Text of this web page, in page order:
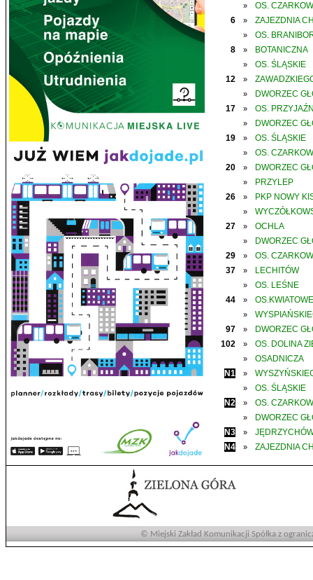
»
OS.
6
» ZAJEZDNIA
»
OS.
8
» BOTANICZNA
»
OS. ŚLĄSKIE
12
»
»
DWORZEC
17
» OS.
»
DWORZEC
19
» OS. ŚLĄSKIE
»
OS.
20
» DWORZEC
»
PRZYLEP
26
» PKP NOWY
»
27
» OCHLA
»
DWORZEC
29
»
OS.
37
» LECHITÓW
»
OS. LEŚNE
44
» OS.KWIATOWE
»
97
»
DWORZEC
102
» OS. DOLINA
»
OSADNICZA
N1
»
»
OS. ŚLĄSKIE
N2
» OS.
»
DWORZEC
N3
»
N4
» ZAJEZDNIA
© Miejski Zakład Komunikacji Spółka z